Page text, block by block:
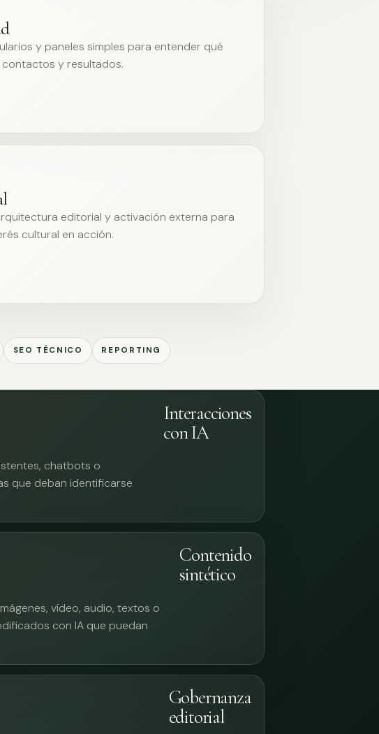
y paneles simples para entender qué
y resultados.
editorial y activación externa para
cultural en acción.
SEO TÉCNICO REPORTING
Interacciones
con IA
chatbots o
que deban identificarse
Contenido
sintético
vídeo, audio, textos o
con IA que puedan
Gobernanza
editorial